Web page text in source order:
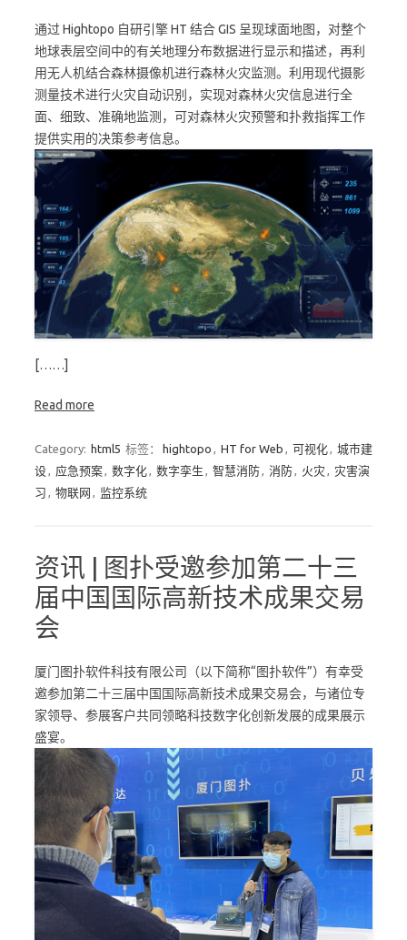
通过 Hightopo 自研引擎 HT 结合 GIS 呈现球面地图，对整个
地球表层空间中的有关地理分布数据进行显示和描述，再利
用无人机结合森林摄像机进行森林火灾监测。利用现代摄影
测量技术进行火灾自动识别，实现对森林火灾信息进行全
面、细致、准确地监测，可对森林火灾预警和扑救指挥工作
提供实用的决策参考信息。
[……]
Read more
Category: html5 标签： hightopo , HT for Web , 可视化, 城市建
设, 应急预案, 数字化, 数字孪生 , 智慧消防, 消防, 火灾 , 灾害演
习 , 物联网 , 监控系统
资讯 | 图扑受邀参加第二十三
届中国国际高新技术成果交易
会
厦门图扑软件科技有限公司（以下简称“图扑软件”）有幸受
邀参加第二十三届中国国际高新技术成果交易会，与诸位专
家领导、参展客户共同领略科技数字化创新发展的成果展示
盛宴。